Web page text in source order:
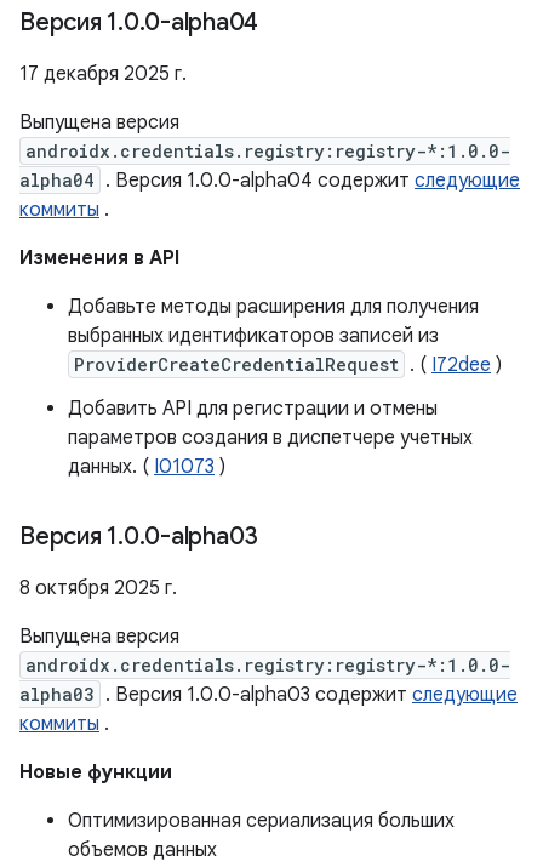
Версия 1.0.0-alpha04
17 декабря 2025 г.
Выпущена версия
androidx.credentials.registry:registry-*:1.0.0-
alpha04 . Версия 1.0.0-alpha04 содержит следующие
коммиты .
Изменения в API
Добавьте методы расширения для получения
выбранных идентификаторов записей из
ProviderCreateCredentialRequest . ( I72dee )
Добавить API для регистрации и отмены
параметров создания в диспетчере учетных
данных. ( I01073 )
Версия 1.0.0-alpha03
8 октября 2025 г.
Выпущена версия
androidx.credentials.registry:registry-*:1.0.0-
alpha03 . Версия 1.0.0-alpha03 содержит следующие
коммиты .
Новые функции
Оптимизированная сериализация больших
объемов данных